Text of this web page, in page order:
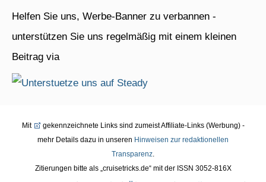
Helfen Sie uns, Werbe-Banner zu verbannen -
unterstützen Sie uns regelmäßig mit einem kleinen
Beitrag via
Mit
gekennzeichnete Links sind zumeist Affiliate-Links (Werbung) -
mehr Details dazu in unseren Hinweisen zur redaktionellen
Transparenz
Zitierungen bitte als „cruisetricks.de“ mit der ISSN 3052-816X